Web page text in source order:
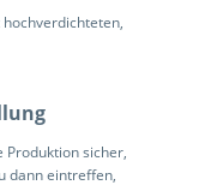
hochverdichteten,
Produktion sicher,
dann eintreffen,